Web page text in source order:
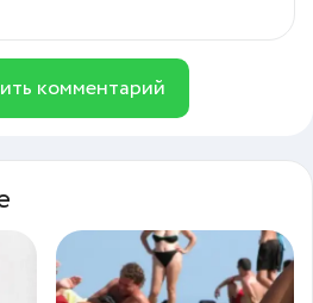
комментарий